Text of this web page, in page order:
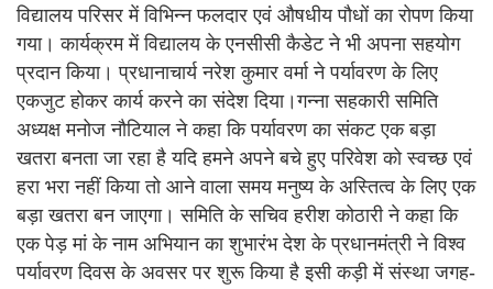
विद्यालय परिसर में विभिन्न फलदार एवं औषधीय पौधों का रोपण किया
गया। कार्यक्रम में विद्यालय के एनसीसी कैडेट ने भी अपना सहयोग
प्रदान किया। प्रधानाचार्य नरेश कुमार वर्मा ने पर्यावरण के लिए
एकजुट होकर कार्य करने का संदेश दिया।गन्ना सहकारी समिति
अध्यक्ष मनोज नौटियाल ने कहा कि पर्यावरण का संकट एक बड़ा
खतरा बनता जा रहा है यदि हमने अपने बचे हुए परिवेश को स्वच्छ एवं
हरा भरा नहीं किया तो आने वाला समय मनुष्य के अस्तित्व के लिए एक
बड़ा खतरा बन जाएगा। समिति के सचिव हरीश कोठारी ने कहा कि
एक पेड़ मां के नाम अभियान का शुभारंभ देश के प्रधानमंत्री ने विश्व
पर्यावरण दिवस के अवसर पर शुरू किया है इसी कड़ी में संस्था जगह-